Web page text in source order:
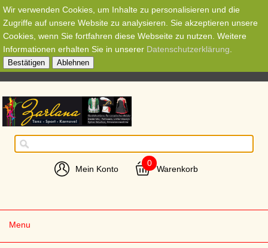
Wir verwenden Cookies, um Inhalte zu personalisieren und die
Zugriffe auf unsere Website zu analysieren. Sie akzeptieren unsere
Cookies, wenn Sie fortfahren diese Webseite zu nutzen. Weitere
Informationen erhalten Sie in unserer Datenschutzerklärung
Bestätigen Ablehnen
Mein Konto
0
Warenkorb
Menu